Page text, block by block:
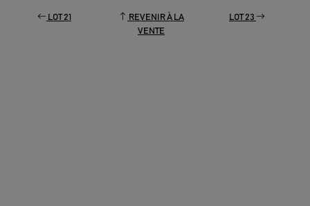
LOT 21
REVENIR À LA
VENTE
LOT 23